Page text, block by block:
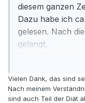
diesem ganzen
Dazu habe ich
gelesen. Nach
gelangt,
zum Kauf eines
soll.
Außerdem war
Vielen Dank, das sind
Nach meinem
sind auch Teil der Diät